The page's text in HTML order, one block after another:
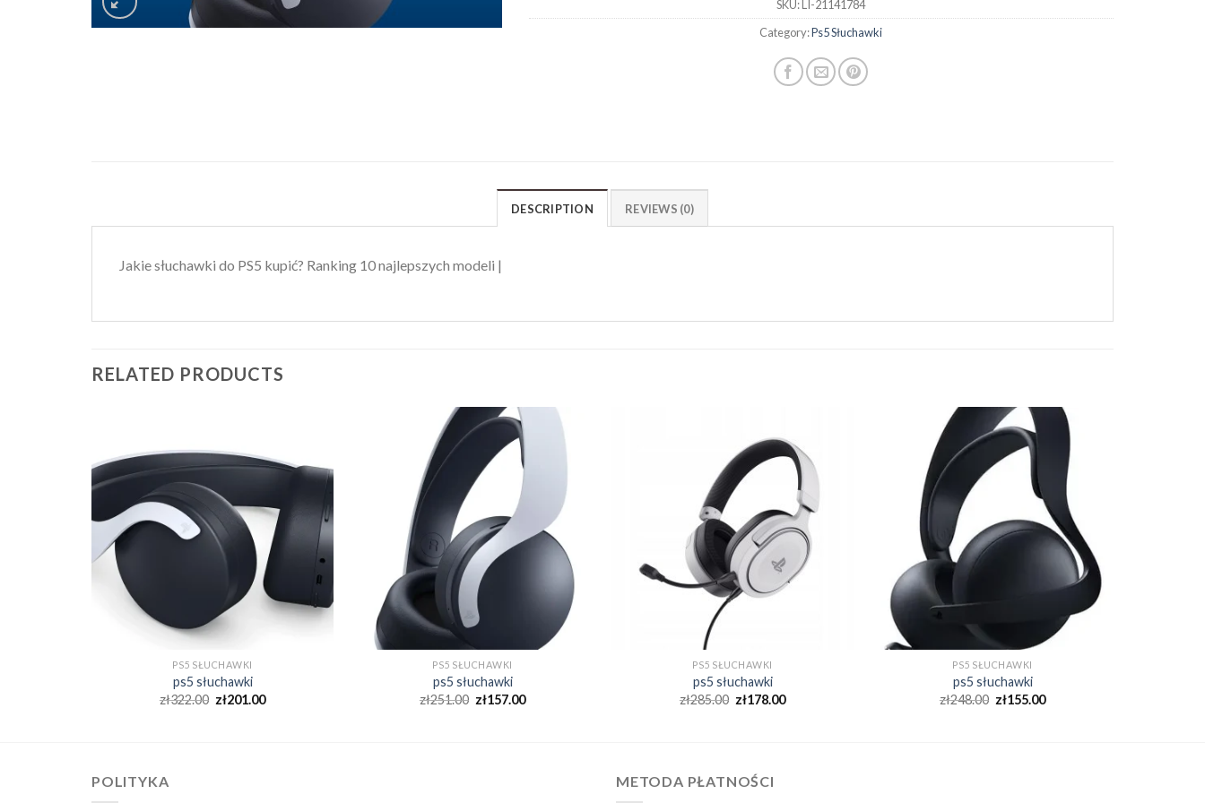
SKU:LI-21141784
Category:Ps5 Słuchawki
DESCRIPTION REVIEWS (0)
Jakie słuchawki do PS5 kupić? Ranking 10 najlepszych modeli |
RELATED PRODUCTS
PS5 SŁUCHAWKI
ps5 słuchawki
zł322.00 zł201.00
PS5 SŁUCHAWKI
ps5 słuchawki
zł251.00 zł157.00
PS5 SŁUCHAWKI
ps5 słuchawki
zł285.00 zł178.00
PS5 SŁUCHAWKI
ps5 słuchawki
zł248.00 zł155.00
POLITYKA METODA PŁATNOŚCI